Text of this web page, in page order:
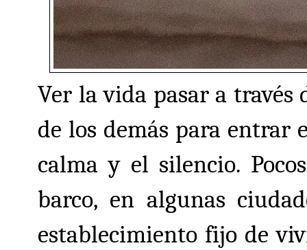
Ver la vida pasar a través
de los demás para entrar
calma y el silencio.
barco, en algunas
establecimiento fijo de